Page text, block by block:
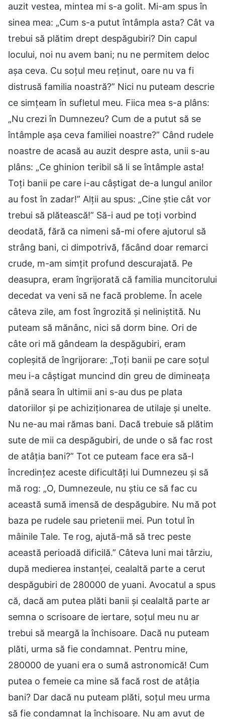
auzit vestea, mintea mi s-a golit. Mi-am spus în
sinea mea: „Cum s-a putut întâmpla asta? Cât va
trebui să plătim drept despăgubiri? Din capul
locului, noi nu avem bani; nu ne permitem deloc
așa ceva. Cu soțul meu reținut, oare nu va fi
distrusă familia noastră?” Nici nu puteam descrie
ce simțeam în sufletul meu. Fiica mea s-a plâns:
„Nu crezi în Dumnezeu? Cum de a putut să se
întâmple așa ceva familiei noastre?” Când rudele
noastre de acasă au auzit despre asta, unii s-au
plâns: „Ce ghinion teribil să li se întâmple asta!
Toți banii pe care i-au câștigat de-a lungul anilor
au fost în zadar!” Alții au spus: „Cine știe cât vor
trebui să plătească!” Să-i aud pe toți vorbind
deodată, fără ca nimeni să-mi ofere ajutorul să
strâng bani, ci dimpotrivă, făcând doar remarci
crude, m-am simțit profund descurajată. Pe
deasupra, eram îngrijorată că familia muncitorului
decedat va veni să ne facă probleme. În acele
câteva zile, am fost îngrozită și neliniștită. Nu
puteam să mănânc, nici să dorm bine. Ori de
câte ori mă gândeam la despăgubiri, eram
copleșită de îngrijorare: „Toți banii pe care soțul
meu i-a câștigat muncind din greu de dimineața
până seara în ultimii ani s-au dus pe plata
datoriilor și pe achiziționarea de utilaje și unelte.
Nu ne-au mai rămas bani. Dacă trebuie să plătim
sute de mii ca despăgubiri, de unde o să fac rost
de atâția bani?” Tot ce puteam face era să-I
încredințez aceste dificultăți lui Dumnezeu și să
mă rog: „O, Dumnezeule, nu știu ce să fac cu
această sumă imensă de despăgubire. Nu mă pot
baza pe rudele sau prietenii mei. Pun totul în
mâinile Tale. Te rog, ajută-mă să trec peste
această perioadă dificilă.” Câteva luni mai târziu,
după medierea instanței, cealaltă parte a cerut
despăgubiri de 280000 de yuani. Avocatul a spus
că, dacă am putea plăti banii și cealaltă parte ar
semna o scrisoare de iertare, soțul meu nu ar
trebui să meargă la închisoare. Dacă nu puteam
plăti, urma să fie condamnat. Pentru mine,
280000 de yuani era o sumă astronomică! Cum
putea o femeie ca mine să facă rost de atâția
bani? Dar dacă nu puteam plăti, soțul meu urma
să fie condamnat la închisoare. Nu am avut de